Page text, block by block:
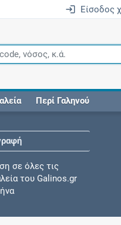
Είσοδος
Περί Γαληνού
σε όλες τις
του Galinos.gr